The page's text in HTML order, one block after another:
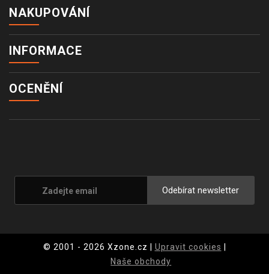
NAKUPOVÁNÍ
INFORMACE
OCENĚNÍ
Odebírat newsletter
© 2001 - 2026 Xzone.cz | Upravit cookies
Naše obchody